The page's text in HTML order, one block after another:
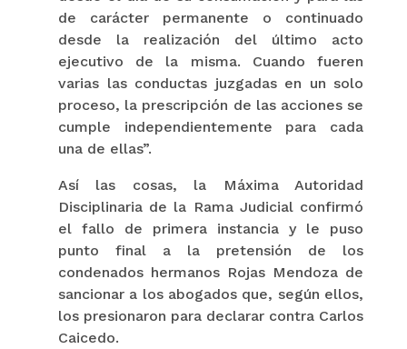
de carácter permanente o continuado
desde la realización del último acto
ejecutivo de la misma. Cuando fueren
varias las conductas juzgadas en un solo
proceso, la prescripción de las acciones se
cumple independientemente para cada
una de ellas”.
Así las cosas, la Máxima Autoridad
Disciplinaria de la Rama Judicial confirmó
el fallo de primera instancia y le puso
punto final a la pretensión de los
condenados hermanos Rojas Mendoza de
sancionar a los abogados que, según ellos,
los presionaron para declarar contra Carlos
Caicedo.